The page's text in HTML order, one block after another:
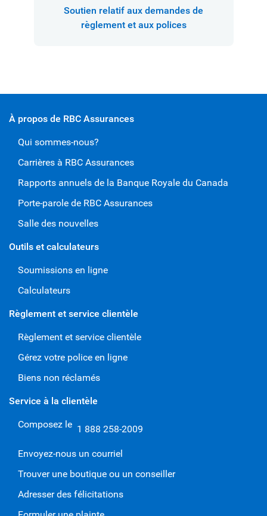
Soutien relatif aux demandes de
règlement et aux polices
À propos de RBC Assurances
Qui sommes-nous?
Carrières à RBC Assurances
Rapports annuels de la Banque Royale du Canada
Porte-parole de RBC Assurances
Salle des nouvelles
Outils et calculateurs
Soumissions en ligne
Calculateurs
Règlement et service clientèle
Règlement et service clientèle
Gérez votre police en ligne
Biens non réclamés
Service à la clientèle
Composez le 1 888 258-2009
Envoyez-nous un courriel
Trouver une boutique ou un conseiller
Adresser des félicitations